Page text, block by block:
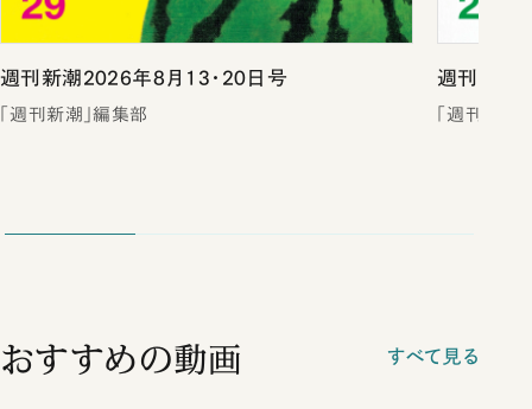
週刊新潮2026年8月13・20日号
「週刊新潮」編集部
週刊新潮
「週刊新潮
おすすめの動画 すべて見る